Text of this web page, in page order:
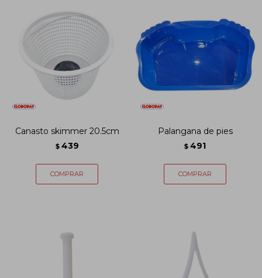
Canasto skimmer 20.5cm
$ 439
Palangana de pies
$ 491